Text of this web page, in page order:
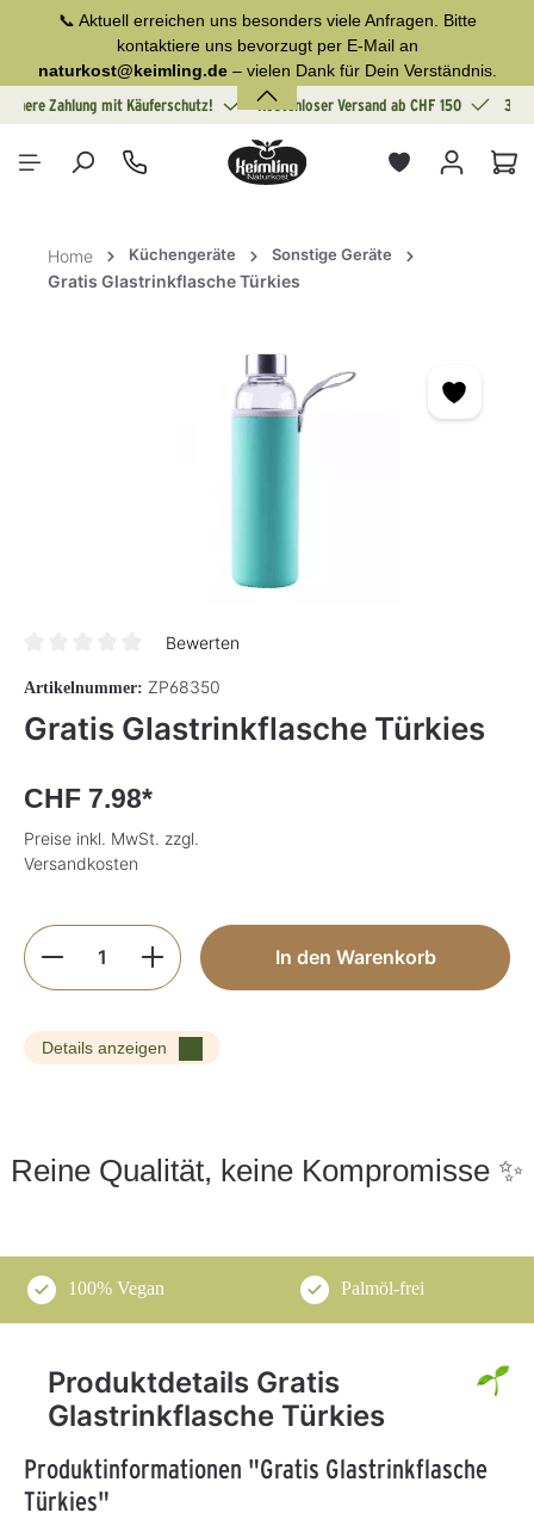
springen
📞 Aktuell erreichen uns besonders viele Anfragen. Bitte
kontaktiere uns bevorzugt per E-Mail an
naturkost@keimling.de– vielen Dank für Dein Verständnis.
Sichere Zahlung mit Käuferschutz!
Kostenloser Versand ab CHF 150 30
Home Küchengeräte Sonstige Geräte
Gratis Glastrinkflasche Türkies
Bewerten
Artikelnummer: ZP68350
Gratis Glastrinkflasche Türkies
CHF 7.98*
Preise inkl. MwSt. zzgl.
Versandkosten
Produkt Anzahl: Gib den gewünschten
In den Warenkorb
Details anzeigen
Reine Qualität, keine Kompromisse ✨
100% Vegan Palmöl-frei
Produktdetails Gratis
Glastrinkflasche Türkies
Produktinformationen "Gratis Glastrinkflasche
Türkies"